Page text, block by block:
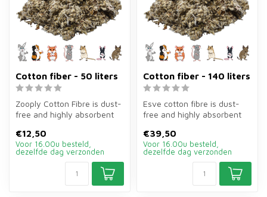
Cotton fiber - 50 liters
Zooply Cotton Fibre is dust-
free and highly absorbent
€12,50
Voor 16.00u besteld,
dezelfde dag verzonden
Cotton fiber - 140 liters
Esve cotton fibre is dust-
free and highly absorbent
€39,50
Voor 16.00u besteld,
dezelfde dag verzonden